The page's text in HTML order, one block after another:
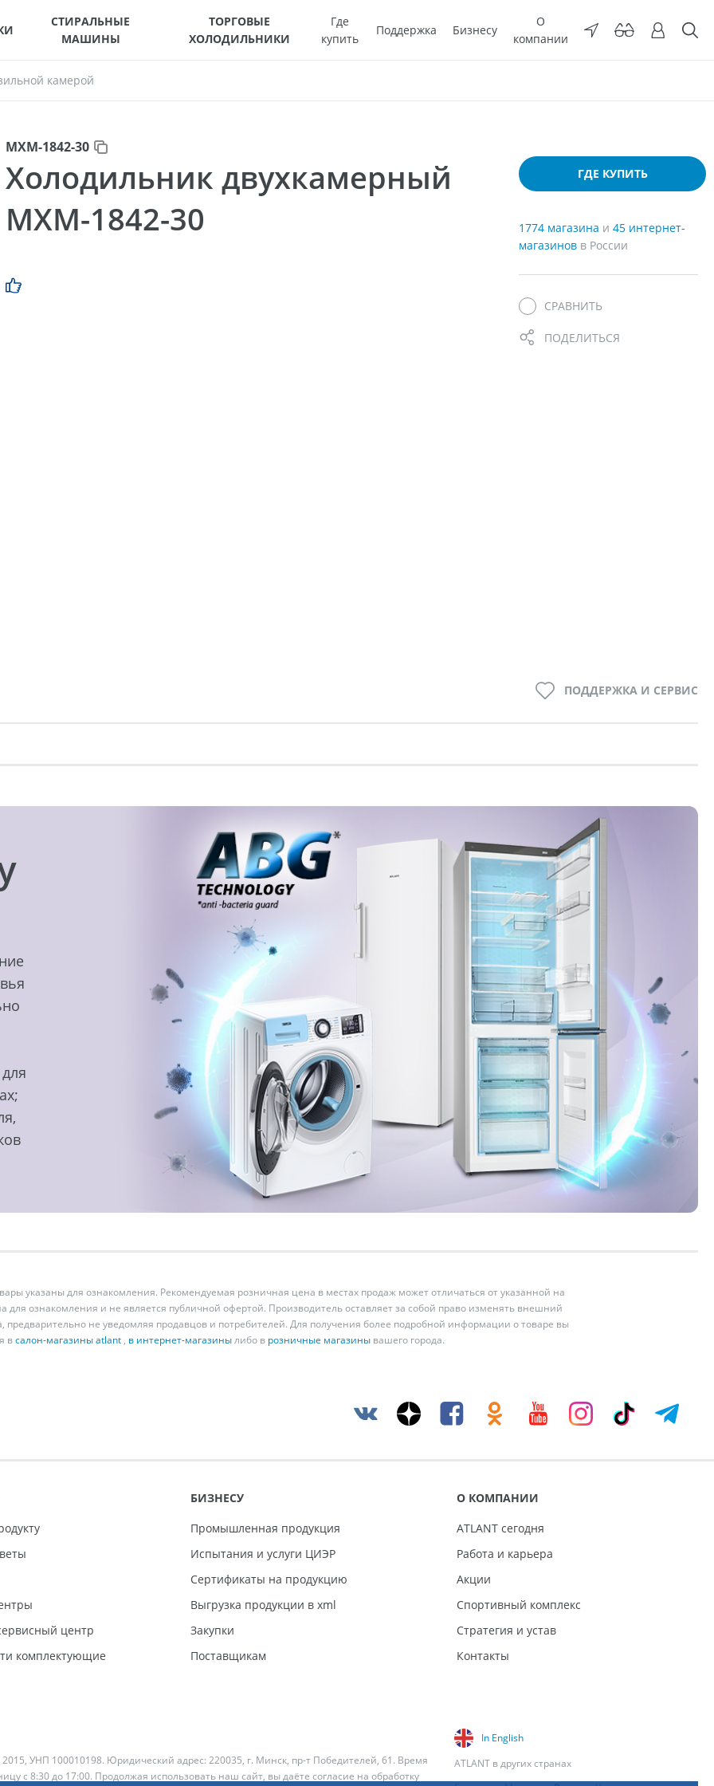
СТИРАЛЬНЫЕ
МАШИНЫ
ТОРГОВЫЕ
ХОЛОДИЛЬНИКИ
Где
купить
Поддержка Бизнесу
О
компании
камерой
МХМ-1842-30
Холодильник двухкамерный
МХМ-1842-30
ГДЕ КУПИТЬ
1774 магазина и 45 интернет-
магазинов в России
СРАВНИТЬ
ПОДЕЛИТЬСЯ
ПОДДЕРЖКА И СЕРВИС
указаны для ознакомления. Рекомендуемая розничная цена в местах продаж может отличаться от указанной на
для ознакомления и не является публичной офертой. Производитель оставляет за собой право изменять внешний
предварительно не уведомляя продавцов и потребителей. Для получения более подробной информации о товаре вы
всалон-магазины atlant , в интернет-магазинылибо в розничные магазины вашего города.
центр
комплектующие
БИЗНЕСУ
Промышленная продукция
Испытания и услуги ЦИЭР
Сертификаты на продукцию
Выгрузка продукции в xml
Закупки
Поставщикам
О КОМПАНИИ
ATLANT сегодня
Работа и карьера
Акции
Спортивный комплекс
Стратегия и устав
Контакты
2015, УНП 100010198. Юридический адрес: 220035, г. Минск, пр-т Победителей, 61. Время
с 8:30 до 17:00. Продолжая использовать наш сайт, вы даёте согласие на обработку
In English
ATLANT в других странах